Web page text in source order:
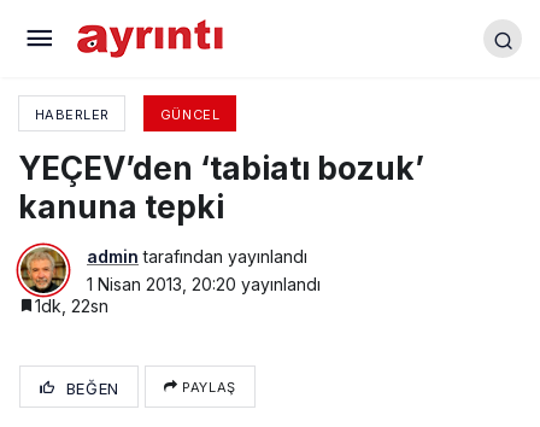
HABERLER GÜNCEL
YEÇEV’den ‘tabiatı bozuk’
kanuna tepki
admin tarafından yayınlandı
1 Nisan 2013, 20:20 yayınlandı
1dk, 22sn
BEĞEN PAYLAŞ
TOKİ engel tanımıyor!